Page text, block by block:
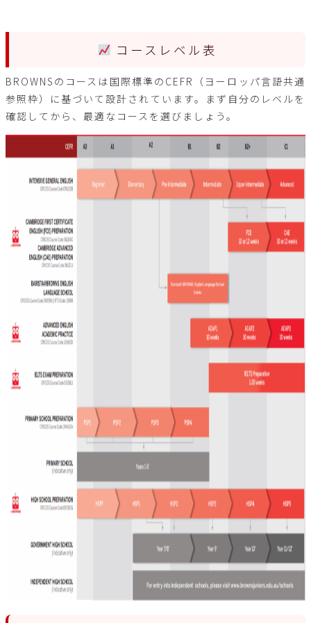
コースレベル表
BROWNSのコースは国際標準のCEFR（ヨーロッパ言語共通
参照枠）に基づいて設計されています。まず自分のレベルを
確認してから、最適なコースを選びましょう。